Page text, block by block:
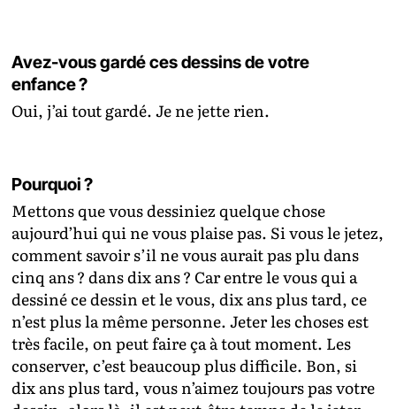
Avez-vous gardé ces dessins de votre
enfance ?
Oui, j’ai tout gardé. Je ne jette rien.
Pourquoi ?
Mettons que vous dessiniez quelque chose
aujourd’hui qui ne vous plaise pas. Si vous le jetez,
comment savoir s’il ne vous aurait pas plu dans
cinq ans ? dans dix ans ? Car entre le vous qui a
dessiné ce dessin et le vous, dix ans plus tard, ce
n’est plus la même personne. Jeter les choses est
très facile, on peut faire ça à tout moment. Les
conserver, c’est beaucoup plus difficile. Bon, si
dix ans plus tard, vous n’aimez toujours pas votre